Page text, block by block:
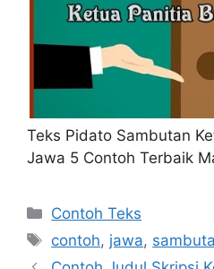
Teks Pidato Sambutan
Jawa 5 Contoh Terbaik
Kategori
Contoh Teks
Tag
contoh, jawa,